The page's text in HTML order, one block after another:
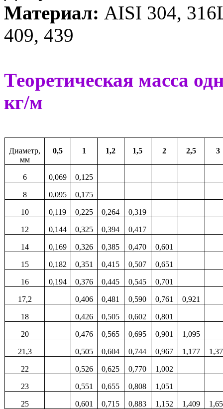
Материал: AISI 304,
409, 439
Теоретическая масса
кг/м
Диаметр,
мм
0,5 1 1,2 1,5 2 2,5 3
6 0,069 0,125
8 0,095 0,175
10 0,119 0,225 0,264 0,319
12 0,144 0,325 0,394 0,417
14 0,169 0,326 0,385 0,470 0,601
15 0,182 0,351 0,415 0,507 0,651
16 0,194 0,376 0,445 0,545 0,701
17,2 0,406 0,481 0,590 0,761 0,921
18 0,426 0,505 0,602 0,801
20 0,476 0,565 0,695 0,901 1,095
21,3 0,505 0,604 0,744 0,967 1,177
22 0,526 0,625 0,770 1,002
23 0,551 0,655 0,808 1,051
25 0,601 0,715 0,883 1,152 1,409